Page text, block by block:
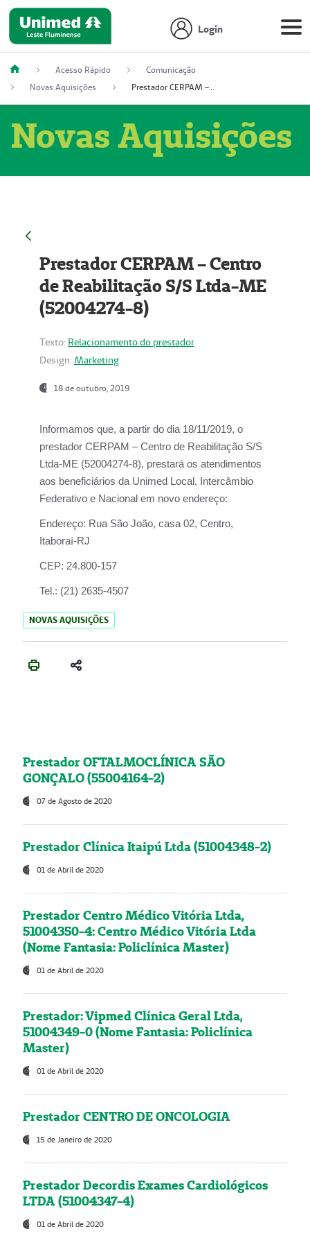
Login
Acesso Rápido
Comunicação
Novas Aquisições
Prestador CERPAM – Centro de Reabilitação S/S Ltda-ME (52004274-8)
Novas Aquisições
Prestador CERPAM – Centro
de Reabilitação S/S Ltda-ME
(52004274-8)
Texto: Relacionamento do prestador
Design: Marketing
18 de outubro, 2019
Informamos que, a partir do dia 18/11/2019, o
prestador CERPAM – Centro de Reabilitação S/S
Ltda-ME (52004274-8), prestará os atendimentos
aos beneficiários da Unimed Local, Intercâmbio
Federativo e Nacional em novo endereço:
Endereço: Rua São João, casa 02, Centro,
Itaboraí-RJ
CEP: 24.800-157
Tel.: (21) 2635-4507
NOVAS AQUISIÇÕES
Prestador OFTALMOCLÍNICA SÃO
GONÇALO (55004164-2)
07 de Agosto de 2020
Prestador Clínica Itaipú Ltda (51004348-2)
01 de Abril de 2020
Prestador Centro Médico Vitória Ltda,
51004350-4: Centro Médico Vitória Ltda
(Nome Fantasia: Policlínica Master)
01 de Abril de 2020
Prestador: Vipmed Clínica Geral Ltda,
51004349-0 (Nome Fantasia: Policlínica
Master)
01 de Abril de 2020
Prestador CENTRO DE ONCOLOGIA
15 de Janeiro de 2020
Prestador Decordis Exames Cardiológicos
LTDA (51004347-4)
01 de Abril de 2020